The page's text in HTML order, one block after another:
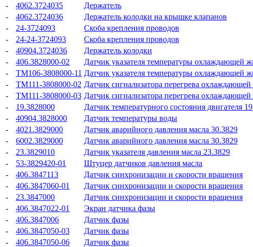
-
4062.3724035 Держатель
-
4062.3724036 Держатель колодки на крышке клапанов
-
24-3724093 Скоба крепления проводов
-
24-24-3724093 Скоба крепления проводов
-
40904.3724036 Держатель колодки
-
406.3828000-02 Датчик указателя температуры охлаждающей
-
ТМ106-3808000-11 Датчик указателя температуры охлаждающей
-
ТМ111-3808000-02 Датчик сигнализатора перегрева
-
ТМ111-3808000-03 Датчик сигнализатора перегрева
-
19.3828000 Датчик температурного состояния двигателя
-
40904.3828000 Датчик температуры воды
-
4021.3829000 Датчик аварийного давления масла 30.3829
-
6002.3829000 Датчик аварийного давления масла 30.3829
-
23.3829010 Датчик указателя давления масла 23.3829
-
53-3829420-01 Штуцер датчиков давления масла
-
406.3847113 Датчик синхронизации и скорости вращения
-
406.3847060-01 Датчик синхронизации и скорости вращения
-
23.3847000 Датчик синхронизации и скорости вращения
-
406.3847022-01 Экран датчика фазы
-
406.3847006 Датчик фазы
-
406.3847050-03 Датчик фазы
-
406.3847050-06 Датчик фазы